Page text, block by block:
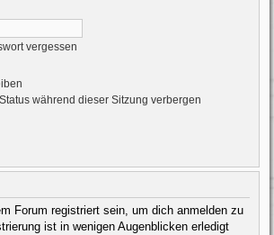
vergessen
während dieser Sitzung verbergen
Forum registriert sein, um dich anmelden zu
ist in wenigen Augenblicken erledigt